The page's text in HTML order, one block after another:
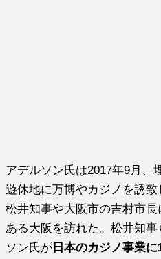
アデルソン氏は2017年9月、
遊休地に万博やカジノを誘
松井知事や大阪市の吉村市
ある大阪を訪れた。松井知
ソン氏が 日本のカジノ事業